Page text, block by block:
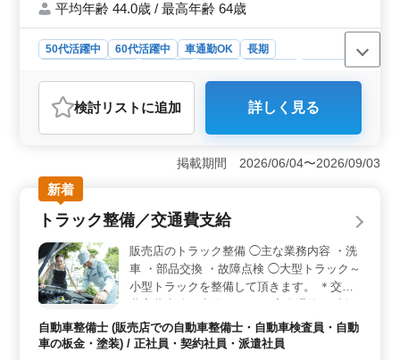
平均年齢 44.0歳 / 最高年齢 64歳
50代活躍中 60代活躍中 車通勤OK
長期
派遣社員
おすすめポイント
＜残業少なめで働きやすい＞ 残業少なめでプライベー
トとの両立を図りやすい環境です。週休2日制のため、無
理なく長く続けやすい勤務スタイルです。 ＜板金塗
装経験を活かせる業務＞ 自動車の傷や凹みの修理・補
修、ボディクリーニング、デントリペアを担当します。
これまでの板金塗装経験を活かして即戦力として活躍で
きます。 ＜車通勤可＋充実待遇＞ 車通勤可能で
す。賞与、社会保険など福利厚生も整い、安心して長く
働ける環境です。
検討リスト に追加 詳しく見る
掲載期間 2026/06/04〜2026/09/03
新着
トラック整備／交通費支給
販売店のトラック整備 ◯主な業務内容 ・洗
車 ・部品交換 ・故障点検 ◯大型トラック～
小型トラックを整備して頂きます。 ＊交通
（土日祝休み） 大型トラックの整備もバッ
チリできる方を募集します。 高度な技術と
自動車整備士 (販売店での自動車整備士・自動車検査員・自動
車の板金・塗装) / 正社員・契約社員・派遣社員